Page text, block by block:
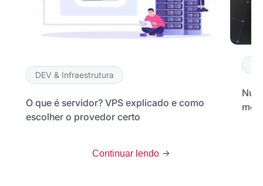
DEV & Infraestrutura
O que é servidor? VPS explicado e como
escolher o provedor certo
Continuar lendo